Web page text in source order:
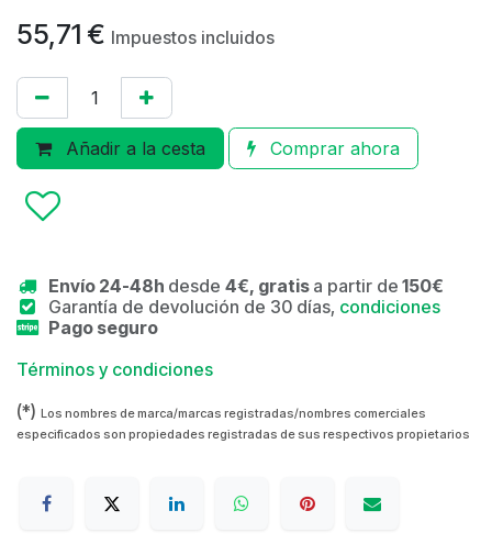
55,71 € Impuestos incluidos
Añadir a la cesta Comprar ahora
Envío 24-48h desde 4€, gratis a partir de 150€
Garantía de devolución de 30 días, condiciones
Pago seguro
Términos y condiciones
(*) Los nombres de marca/marcas registradas/nombres comerciales
especificados son propiedades registradas de sus respectivos propietarios